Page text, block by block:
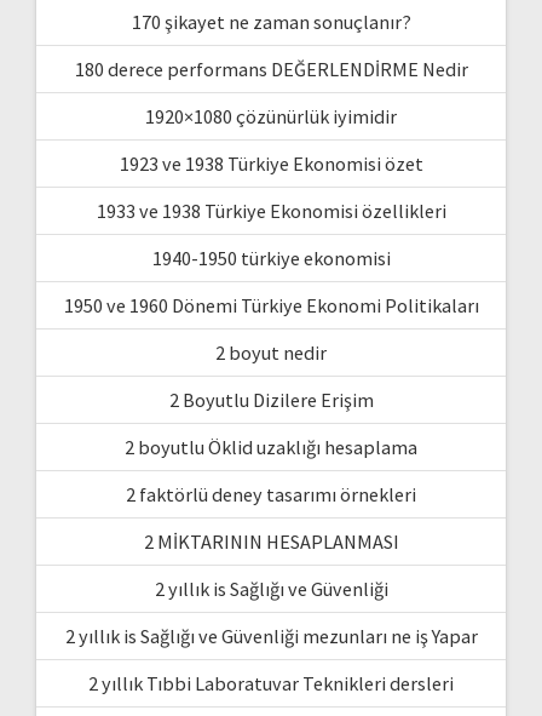
170 şikayet ne zaman sonuçlanır?
180 derece performans DEĞERLENDİRME Nedir
1920×1080 çözünürlük iyimidir
1923 ve 1938 Türkiye Ekonomisi özet
1933 ve 1938 Türkiye Ekonomisi özellikleri
1940-1950 türkiye ekonomisi
1950 ve 1960 Dönemi Türkiye Ekonomi Politikaları
2 boyut nedir
2 Boyutlu Dizilere Erişim
2 boyutlu Öklid uzaklığı hesaplama
2 faktörlü deney tasarımı örnekleri
2 MİKTARININ HESAPLANMASI
2 yıllık is Sağlığı ve Güvenliği
2 yıllık is Sağlığı ve Güvenliği mezunları ne iş Yapar
2 yıllık Tıbbi Laboratuvar Teknikleri dersleri